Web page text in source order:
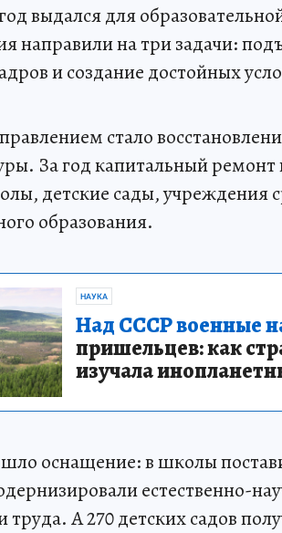
выдался для
направили на три задачи:
и создание достойных
стало
За год капитальный
детские сады, учреждения
образования.
НАУКА
Над СССР военные
пришельцев: как
изучала
оснащение: в школы
естественно-
труда. А 270 детских садов